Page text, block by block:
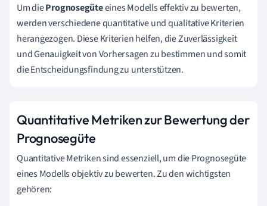
Um diePrognosegüteeines Modells effektiv zu bewerten,
werden verschiedene quantitative und qualitative Kriterien
herangezogen. Diese Kriterien helfen, die Zuverlässigkeit
und Genauigkeit von Vorhersagen zu bestimmen und somit
die Entscheidungsfindung zu unterstützen.
Quantitative Metriken zur Bewertung der
Prognosegüte
Quantitative Metriken sind essenziell, um die Prognosegüte
eines Modells objektiv zu bewerten. Zu den wichtigsten
gehören: